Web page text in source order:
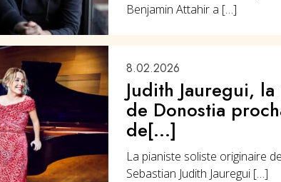
Benjamin Attahir a […]
8.02.2026
Judith Jauregui,
de Donostia
de[...]
La pianiste soliste originaire
Sebastian Judith Jauregui […]